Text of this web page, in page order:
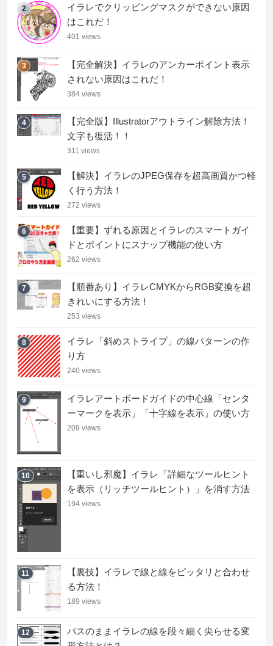
2
イラレでクリッピングマスクができない原因
はこれだ！
401 views
3
【完全解決】イラレのアンカーポイント表示
されない原因はこれだ！
384 views
4
【完全版】Illustratorアウトライン解除方法！
文字も復活！！
311 views
5
【解決】イラレのJPEG保存を超高画質かつ軽
く行う方法！
272 views
6
【重要】ずれる原因とイラレのスマートガイ
ドとポイントにスナップ機能の使い方
262 views
7
【順番あり】イラレCMYKからRGB変換を超
きれいにする方法！
253 views
8
イラレ「斜めストライプ」の線パターンの作
り方
240 views
9
イラレアートボードガイドの中心線「センタ
ーマークを表示」「十字線を表示」の使い方
209 views
10
【重いし邪魔】イラレ「詳細なツールヒント
を表示（リッチツールヒント）」を消す方法
194 views
11
【裏技】イラレで線と線をピッタリと合わせ
る方法！
189 views
12
パスのままイラレの線を段々細く尖らせる変